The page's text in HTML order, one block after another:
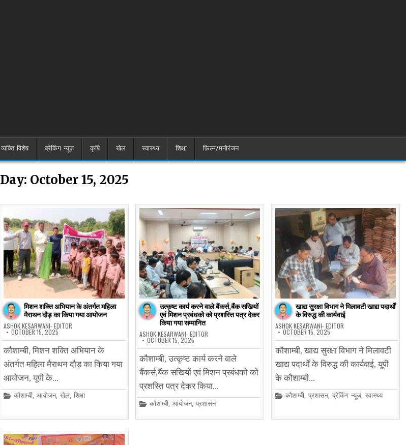
व्यक्ति विशेष ब्रेकिंग न्यूज़ कृषि खेल स्वास्थ्य शिक्षा फ़िल्म/मनोरंजन
Day: October 15, 2025
मिशन शक्ति अभियान के अंतर्गत महिला
मैराथन दौड़ का किया गया आयोजन
ASHOK KESARWANI- EDITOR
OCTOBER 15, 2025
कौशाम्बी, मिशन शक्ति अभियान के
अंतर्गत महिला मैराथन दौड़ का किया गया
आयोजन, यूपी के…
Posted
कौशाम्बी,आयोजन,खेल,शिक्षा
उत्कृष्ट कार्य करने वाले बैंकर्स,बैंक सखियों
एवं मिशन प्रबंधको को प्रशस्ति पत्र देकर
किया गया सम्मानित
ASHOK KESARWANI- EDITOR
OCTOBER 15, 2025
कौशाम्बी, उत्कृष्ट कार्य करने वाले
बैंकर्स,बैंक सखियों एवं मिशन प्रबंधको को
प्रशस्ति पत्र देकर किया…
Posted
कौशाम्बी, आयोजन, प्रशासन
खाद्य सुरक्षा विभाग ने मिलावटी खाद्य पदार्थों
के विरुद्ध की कार्यवाई
ASHOK KESARWANI- EDITOR
OCTOBER 15, 2025
कौशाम्बी, खाद्य सुरक्षा विभाग ने मिलावटी
खाद्य पदार्थों के विरुद्ध की कार्यवाई, यूपी
के कौशाम्बी…
Posted
कौशाम्बी, प्रशासन, ब्रेकिंग न्यूज़, स्वास्थ्य